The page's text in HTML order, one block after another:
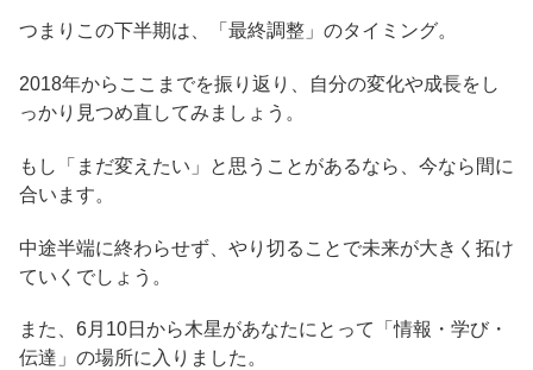
つまりこの下半期は、「最終調整」のタイミング。
2018年からここまでを振り返り、自分の変化や成長をし
っかり見つめ直してみましょう。
もし「まだ変えたい」と思うことがあるなら、今なら間に
合います。
中途半端に終わらせず、やり切ることで未来が大きく拓け
ていくでしょう。
また、6月10日から木星があなたにとって「情報・学び・
伝達」の場所に入りました。